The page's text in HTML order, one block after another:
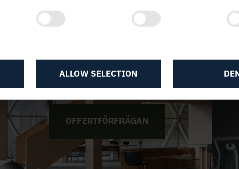
ALLOW SELECTION
OFFERTFÖRFRÅGAN